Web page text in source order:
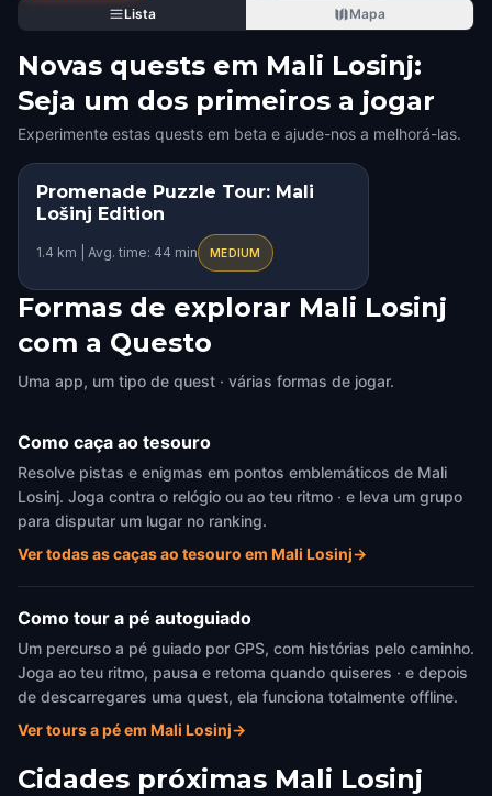
Lista
Mapa
Novas quests em Mali Losinj:
Seja um dos primeiros a jogar
Experimente estas quests em beta e ajude-nos a melhorá-las.
Promenade Puzzle Tour: Mali
Lošinj Edition
1.4 km | Avg. time: 44 min MEDIUM
Formas de explorar Mali Losinj
com a Questo
Uma app, um tipo de quest · várias formas de jogar.
Como caça ao tesouro
Resolve pistas e enigmas em pontos emblemáticos de Mali
Losinj. Joga contra o relógio ou ao teu ritmo · e leva um grupo
para disputar um lugar no ranking.
Ver todas as caças ao tesouro em Mali Losinj→
Como tour a pé autoguiado
Um percurso a pé guiado por GPS, com histórias pelo caminho.
Joga ao teu ritmo, pausa e retoma quando quiseres · e depois
de descarregares uma quest, ela funciona totalmente offline.
Ver tours a pé em Mali Losinj→
Cidades próximas Mali Losinj